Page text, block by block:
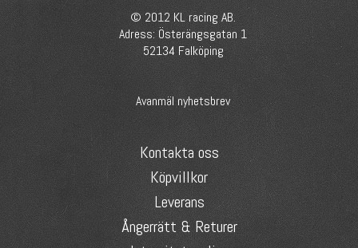
© 2012 KL racing AB.
Adress: Österängsgatan 1
52134 Falköping
Avanmäl nyhetsbrev
Kontakta oss
Köpvillkor
Leverans
Ångerrätt & Returer